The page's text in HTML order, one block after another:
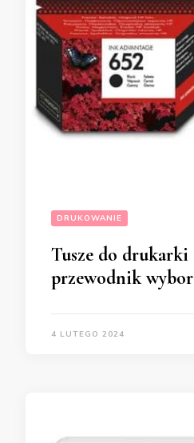
DRUKOWANIE
Tusze do drukarki
przewodnik
4 LUTEGO 2024